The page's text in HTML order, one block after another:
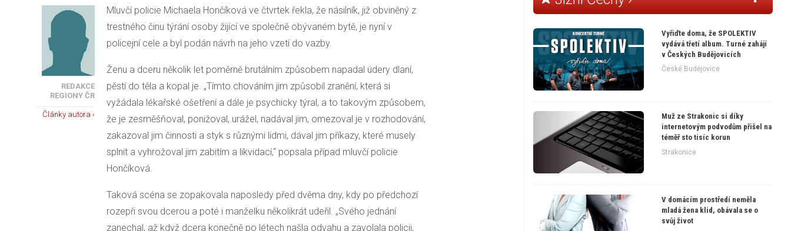
REDAKCE
REGIONY ČR
Články autora ›
Mluvčí policie Michaela Hončíková ve čtvrtek řekla, že násilník, již obviněný z
trestného činu týrání osoby žijící ve společně obývaném bytě, je nyní v
policejní cele a byl podán návrh na jeho vzetí do vazby.
Ženu a dceru několik let poměrně brutálním způsobem napadal údery dlaní,
pěstí do těla a kopal je. „Tímto chováním jim způsobil zranění, která si
vyžádala lékařské ošetření a dále je psychicky týral, a to takovým způsobem,
že je zesměšňoval, ponižoval, urážel, nadával jim, omezoval je v rozhodování,
zakazoval jim činnosti a styk s různými lidmi, dával jim příkazy, které musely
splnit a vyhrožoval jim zabitím a likvidací,“ popsala případ mluvčí policie
Hončíková.
Taková scéna se zopakovala naposledy před dvěma dny, kdy po předchozí
rozepři svou dcerou a poté i manželku několikrát udeřil. „Svého jednání
zanechal, až když dcera konečně po létech našla odvahu a zavolala policii,
Vyřiďte doma, že SPOLEKTIV
vydává třetí album. Turné zahájí
v Českých Budějovicích
České Budějovice
Muž ze Strakonic si díky
internetovým podvodům přišel na
téměř sto tisíc korun
Strakonice
V domácím prostředí neměla
mladá žena klid, obávala se o
svůj život